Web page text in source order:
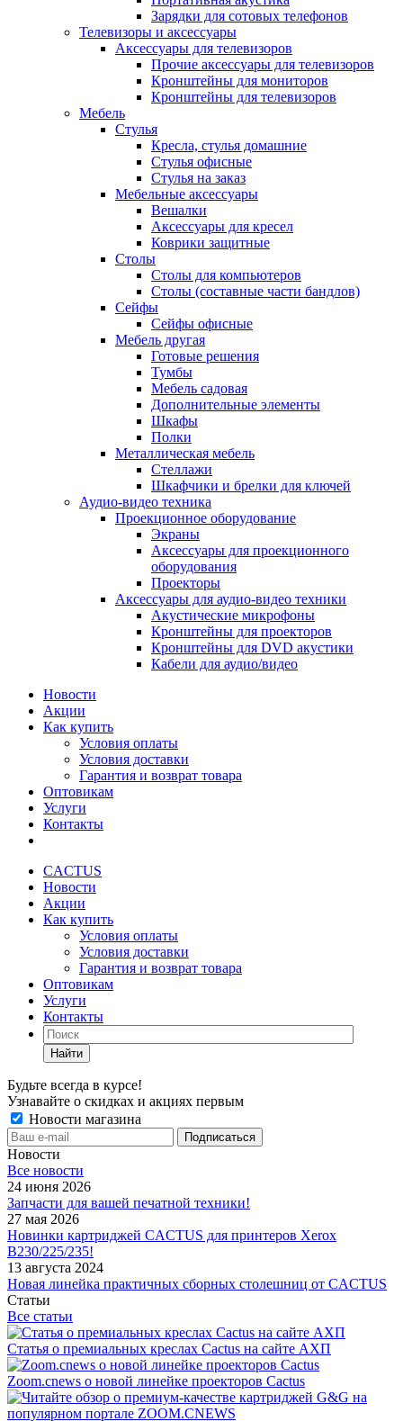
Зарядки для сотовых телефонов
Телевизоры и аксессуары
Аксессуары для телевизоров
Прочие аксессуары для телевизоров
Кронштейны для мониторов
Кронштейны для телевизоров
Мебель
Стулья
Кресла, стулья домашние
Стулья офисные
Стулья на заказ
Мебельные аксессуары
Вешалки
Аксессуары для кресел
Коврики защитные
Столы
Столы для компьютеров
Столы (составные части бандлов)
Сейфы
Сейфы офисные
Мебель другая
Готовые решения
Тумбы
Мебель садовая
Дополнительные элементы
Шкафы
Полки
Металлическая мебель
Стеллажи
Шкафчики и брелки для ключей
Аудио-видео техника
Проекционное оборудование
Экраны
Аксессуары для проекционного
оборудования
Проекторы
Аксессуары для аудио-видео техники
Акустические микрофоны
Кронштейны для проекторов
Кронштейны для DVD акустики
Кабели для аудио/видео
Новости
Акции
Как купить
Условия оплаты
Условия доставки
Гарантия и возврат товара
Оптовикам
Услуги
Контакты
CACTUS
Новости
Акции
Как купить
Условия оплаты
Условия доставки
Гарантия и возврат товара
Оптовикам
Услуги
Контакты
Найти
Будьте всегда в курсе!
Узнавайте о скидках и акциях первым
Новости магазина
Новости
Все новости
24 июня 2026
Запчасти для вашей печатной техники!
27 мая 2026
Новинки картриджей CACTUS для принтеров Xerox
B230/225/235!
13 августа 2024
Новая линейка практичных сборных столешниц от CACTUS
Статьи
Все статьи
Статья о премиальных креслах Cactus на сайте АХП
Zoom.cnews о новой линейке проекторов Cactus